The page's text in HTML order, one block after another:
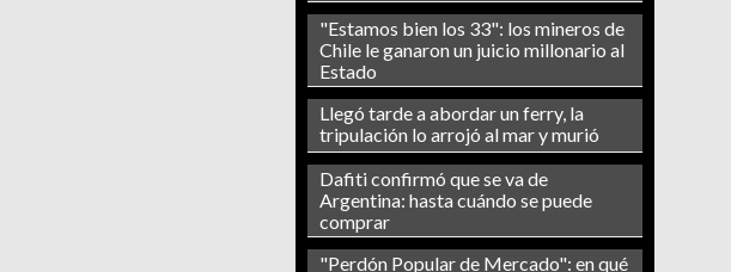
"Estamos bien los 33": los mineros de
Chile le ganaron un juicio millonario al
Estado
Llegó tarde a abordar un ferry, la
tripulación lo arrojó al mar y murió
Dafiti confirmó que se va de
Argentina: hasta cuándo se puede
comprar
"Perdón Popular de Mercado": en qué